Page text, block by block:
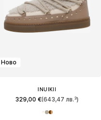
Ново
INUIKII
329,00 €(643,47 лв.³)